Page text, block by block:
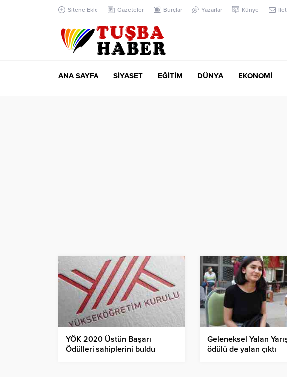
Sitene Ekle Gazeteler Burçlar Yazarlar Künye
ANA SAYFA SİYASET EĞİTİM DÜNYA EKONOMİ
YÖK 2020 Üstün Başarı
Ödülleri sahiplerini buldu
Geleneksel Yalan
ödülü de yalan çıktı